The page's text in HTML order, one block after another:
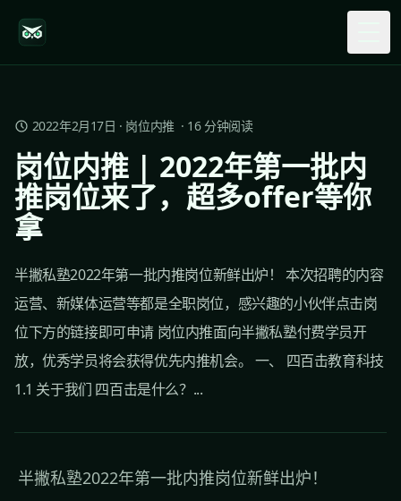
2022年2月17日 · 岗位内推 · 16分钟阅读
岗位内推 | 2022年第一批内
推岗位来了，超多offer等你
拿
半撇私塾2022年第一批内推岗位新鲜出炉！ 本次招聘的内容
运营、新媒体运营等都是全职岗位，感兴趣的小伙伴点击岗
位下方的链接即可申请 岗位内推面向半撇私塾付费学员开
放，优秀学员将会获得优先内推机会。 一、 四百击教育科技
1.1 关于我们 四百击是什么？...
半撇私塾2022年第一批内推岗位新鲜出炉！